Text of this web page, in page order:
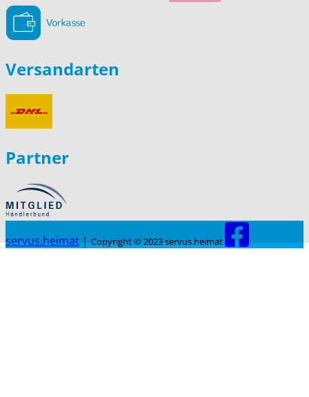
Versandarten
Partner
servus.heimat | Copyright © 2023 servus.heimat